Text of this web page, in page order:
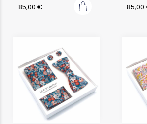
85,00 €
forest
85,00